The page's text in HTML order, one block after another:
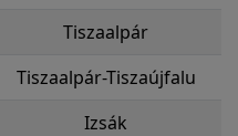
Tiszaalpár
Tiszaalpár-Tiszaújfalu
Izsák